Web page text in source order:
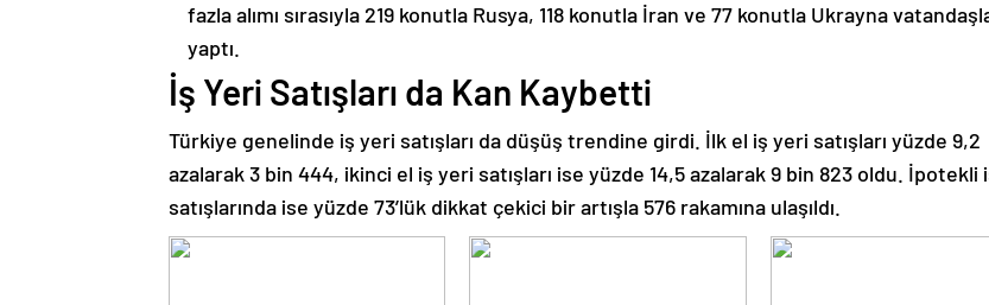
fazla alımı sırasıyla 219 konutla Rusya, 118 konutla İran ve 77 konutla Ukrayna
yaptı.
İş Yeri Satışları da Kan Kaybetti
Türkiye genelinde iş yeri satışları da düşüş trendine girdi. İlk el iş yeri satışları yüzde 9,2
azalarak 3 bin 444, ikinci el iş yeri satışları ise yüzde 14,5 azalarak 9 bin 823 oldu. İpotekli
satışlarında ise yüzde 73’lük dikkat çekici bir artışla 576 rakamına ulaşıldı.